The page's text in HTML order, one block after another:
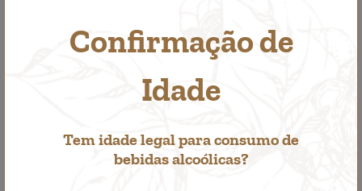
Confirmação de
Idade
Tem idade legal para consumo de
bebidas alcoólicas?